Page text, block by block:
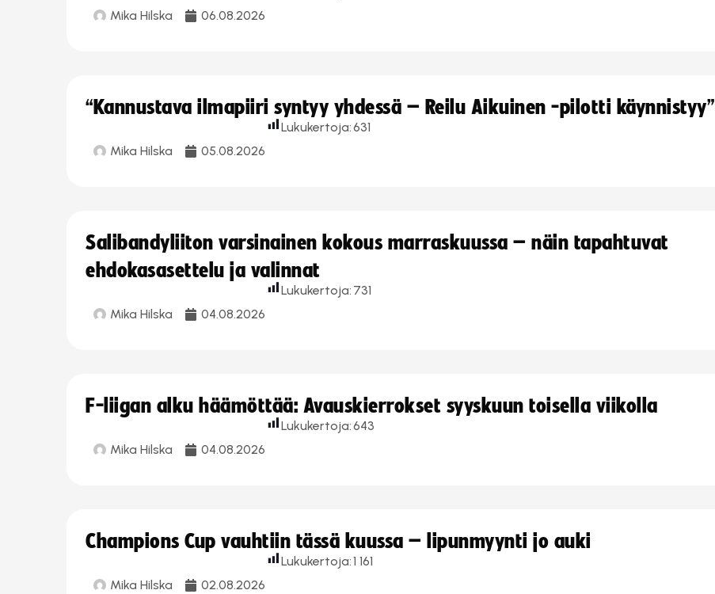
Mika Hilska 06.08.2026
“Kannustava ilmapiiri syntyy yhdessä – Reilu Aikuinen -pilotti käynnistyy”
Mika Hilska 05.08.2026
Lukukertoja:631
Salibandyliiton varsinainen kokous marraskuussa – näin tapahtuvat
ehdokasasettelu ja valinnat
Mika Hilska 04.08.2026
Lukukertoja: 731
F-liigan alku häämöttää: Avauskierrokset syyskuun toisella viikolla
Mika Hilska 04.08.2026
Lukukertoja:643
Champions Cup vauhtiin tässä kuussa – lipunmyynti jo auki
Mika Hilska 02.08.2026
Lukukertoja:1 161